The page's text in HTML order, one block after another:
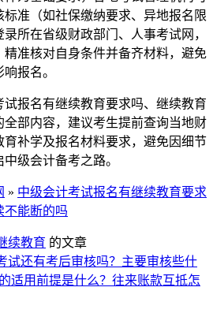
准（如社保缴纳要求、异地报名限
所在省级财政部门、人事考试网，
准核对自身条件并备齐材料，避免
报名。
报名有继续教育要求吗、继续教育
部内容，建议考生提前查询当地财
补学及报名材料要求，避免因细节
级会计备考之路。
» 中级会计考试报名有继续教育要求
不能断的吗
续教育 的文章
试还有考后审核吗？主要审核些什
适用前提是什么？往来账款互抵怎